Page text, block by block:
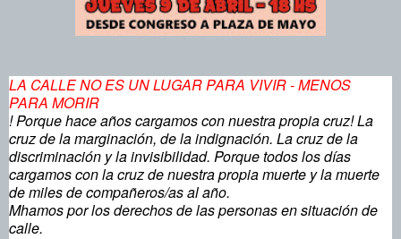
LA CALLE NO ES UN LUGAR PARA VIVIR - MENOS
PARA MORIR
! Porque hace años cargamos con nuestra propia cruz! La
cruz de la marginación, de la indignación. La cruz de la
discriminación y la invisibilidad. Porque todos los días
cargamos con la cruz de nuestra propia muerte y la muerte
de miles de compañeros/as al año.
Mhamos por los derechos de las personas en situación de
calle.